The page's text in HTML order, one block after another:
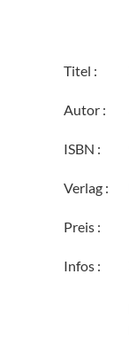
Titel :
Autor :
ISBN :
Verlag :
Preis :
Infos :